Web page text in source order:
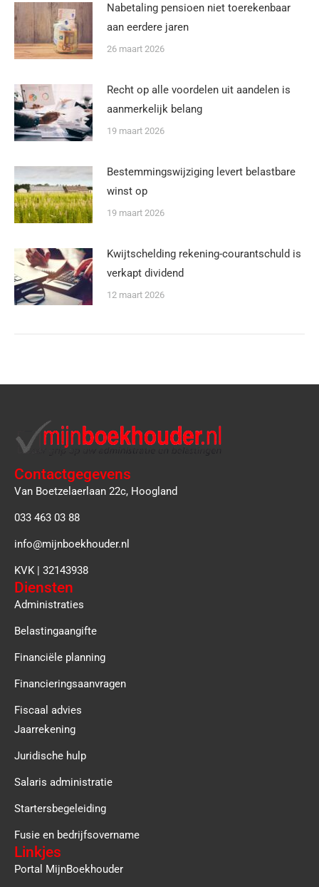
Nabetaling pensioen niet toerekenbaar
aan eerdere jaren
26 maart 2026
Recht op alle voordelen uit aandelen is
aanmerkelijk belang
19 maart 2026
Bestemmingswijziging levert belastbare
winst op
19 maart 2026
Kwijtschelding rekening-courantschuld is
verkapt dividend
12 maart 2026
Contactgegevens
Van Boetzelaerlaan 22c, Hoogland
033 463 03 88
info@mijnboekhouder.nl
KVK | 32143938
Diensten
Administraties
Belastingaangifte
Financiële planning
Financieringsaanvragen
Fiscaal advies
Jaarrekening
Juridische hulp
Salaris administratie
Startersbegeleiding
Fusie en bedrijfsovername
Linkjes
Portal MijnBoekhouder